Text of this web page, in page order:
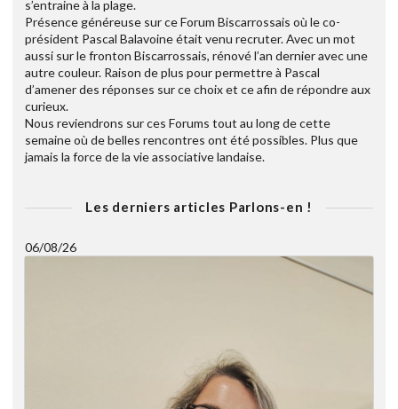
s’entraine à la plage.
Présence généreuse sur ce Forum Biscarrossais où le co-
président Pascal Balavoine était venu recruter. Avec un mot
aussi sur le fronton Biscarrossais, rénové l’an dernier avec une
autre couleur. Raison de plus pour permettre à Pascal
d’amener des réponses sur ce choix et ce afin de répondre aux
curieux.
Nous reviendrons sur ces Forums tout au long de cette
semaine où de belles rencontres ont été possibles. Plus que
jamais la force de la vie associative landaise.
Les derniers articles Parlons-en !
06/08/26